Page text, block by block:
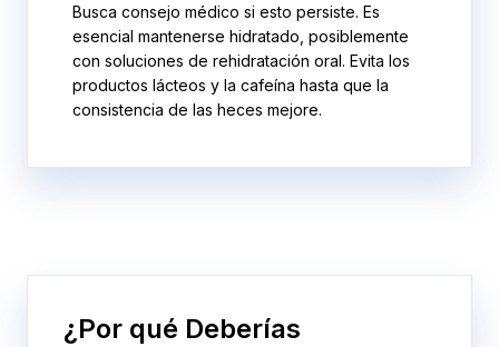
Busca consejo médico si esto persiste. Es
esencial mantenerse hidratado, posiblemente
con soluciones de rehidratación oral. Evita los
productos lácteos y la cafeína hasta que la
consistencia de las heces mejore.
¿Por qué Deberías